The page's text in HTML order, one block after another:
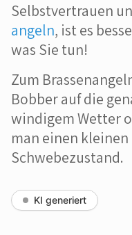
Selbstvertrauen
angeln, ist es
was Sie tun!
Zum
Bobber auf die
windigem Wetter
man einen
Schwebezustand.
KI generiert